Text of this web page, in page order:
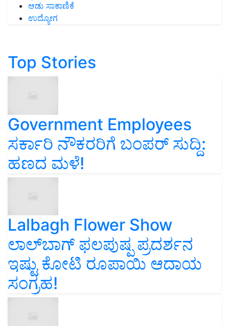
ಆಡು ಸಾಕಾಣಿಕೆ
ಉದ್ಯೋಗ
Top Stories
Government Employees
ಸರ್ಕಾರಿ ನೌಕರರಿಗೆ ಬಂಪರ್‌ ಸುದ್ದಿ:
ಹಣದ ಮಳೆ!
Lalbagh Flower Show
ಲಾಲ್‌ಬಾಗ್ ಫಲಪುಷ್ಪ ಪ್ರದರ್ಶನ
ಇಷ್ಟು ಕೋಟಿ ರೂಪಾಯಿ ಆದಾಯ
ಸಂಗ್ರಹ!